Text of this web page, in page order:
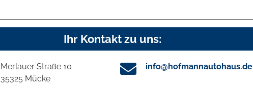
Ihr Kontakt zu uns:
Merlauer Straße 10
35325 Mücke
info@hofmannautohaus.de